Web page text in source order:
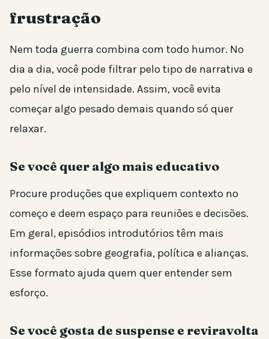
frustração
Nem toda guerra combina com todo humor. No
dia a dia, você pode filtrar pelo tipo de narrativa e
pelo nível de intensidade. Assim, você evita
começar algo pesado demais quando só quer
relaxar.
Se você quer algo mais educativo
Procure produções que expliquem contexto no
começo e deem espaço para reuniões e decisões.
Em geral, episódios introdutórios têm mais
informações sobre geografia, política e alianças.
Esse formato ajuda quem quer entender sem
esforço.
Se você gosta de suspense e reviravolta